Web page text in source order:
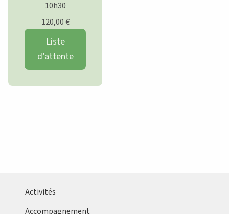
10h30
120,00€
Liste
d’attente
Activités
Accompagnement